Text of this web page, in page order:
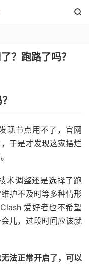

？跑路了吗？
现节点用不了，官网
于是才发现这家摆烂
术调整还是选择了跑
护不及时等多种情形
爱好者也不希望
儿，过段时间应该就
法正常开启了，可以